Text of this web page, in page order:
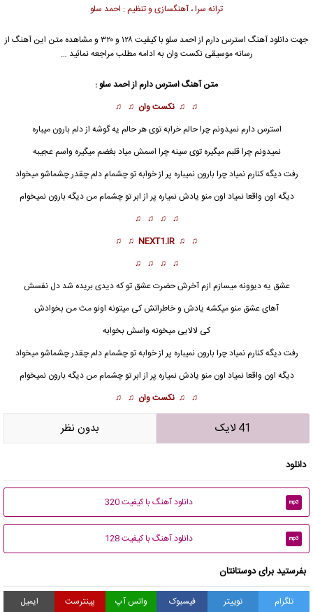
ترانه سرا ، آهنگسازی و تنظیم : احمد سلو
جهت دانلود آهنگ استرس دارم از احمد سلو با کیفیت ۱۲۸ و ۳۲۰ و مشاهده متن این آهنگ از
رسانه موسیقی نکست وان به ادامه مطلب مراجعه نمائید …
متن آهنگاسترس دارماز احمد سلو :
♫ ♫ نکست وان ♫ ♫
استرس دارمنمیدونم چرا حالم خرابه توی هر حالم یه گوشه از دلم بارون میباره
نمیدونم چرا قلبم میگیره توی سینه چرا اسمش میاد بغضم میگیره واسم عجیبه
رفت دیگه کنارم نمیاد چرا بارون نمیباره پر از خوابه تو چشمام دلم چقدر چشماشو میخواد
دیگه اون واقعا نمیاد اون منو یادش نمیاره پر از ابر تو چشمام من دیگه بارون نمیخوام
♫ ♫ ♫ ♫
♫ ♫
NEXT1.IR
♫ ♫
♫ ♫ ♫ ♫
عشق یه دیوونه میسازم ازم آخرش حضرت عشق تو که دیدی بریده شد دل نفسش
آهای عشق منو میکشه یادش و خاطراتش کی میتونه اونو مث من بخوادش
کی لالایی میخونه واسش بخوابه
رفت دیگه کنارم نمیاد چرا بارون نمیباره پر از خوابه تو چشمام دلم چقدر چشماشو میخواد
دیگه اون واقعا نمیاد اون منو یادش نمیاره پر از ابر تو چشمام من دیگه بارون نمیخوام
♫ ♫ نکست وان ♫ ♫
41 لایک بدون نظر
دانلود
mp3 دانلود آهنگ با کیفیت 320
mp3 دانلود آهنگ با کیفیت 128
بفرستید برای دوستانتان
تلگرام توییتر فیسبوک واتس آپ پینترست ایمیل